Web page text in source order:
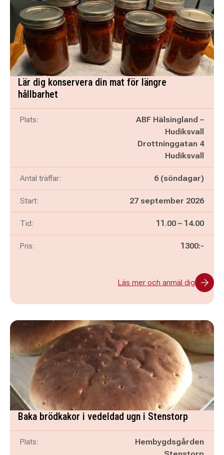
Lär dig konservera din mat för längre
hållbarhet
Plats:
ABF Hälsingland –
Hudiksvall
Drottninggatan 4
Hudiksvall
Antal träffar: 6 (söndagar)
Start: 27 september 2026
Tid: Pågår mellan
11.00 – och
14.00
Pris: 1300:-
Läs mer och anmäl dig
Baka brödkakor i vedeldad ugn i Stenstorp
Plats:
Hembygdsgården